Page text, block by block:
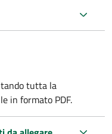
tutta la
in formato PDF.